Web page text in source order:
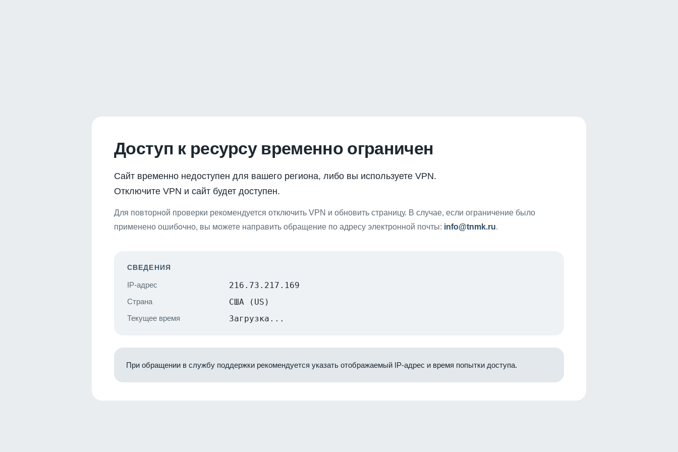
Доступ к ресурсу временно ограничен
Сайт временно недоступен для вашего региона, либо вы используете VPN.
Отключите VPN и сайт будет доступен.
Для повторной проверки рекомендуется отключить VPN и обновить страницу. В случае, если ограничение было
применено ошибочно, вы можете направить обращение по адресу электронной почты: info@tnmk.ru.
СВЕДЕНИЯ
IP-адрес 216.73.217.169
Страна США (US)
Текущее время Загрузка...
При обращении в службу поддержки рекомендуется указать отображаемый IP-адрес и время попытки доступа.